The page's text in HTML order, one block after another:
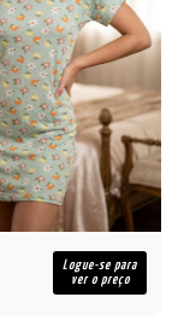
Logue-se para
ver o preço